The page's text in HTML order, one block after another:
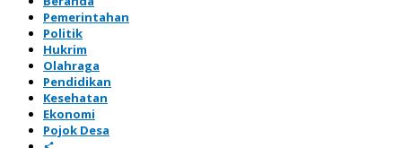
Pemerintahan
Politik
Hukrim
Olahraga
Pendidikan
Kesehatan
Ekonomi
Pojok Desa